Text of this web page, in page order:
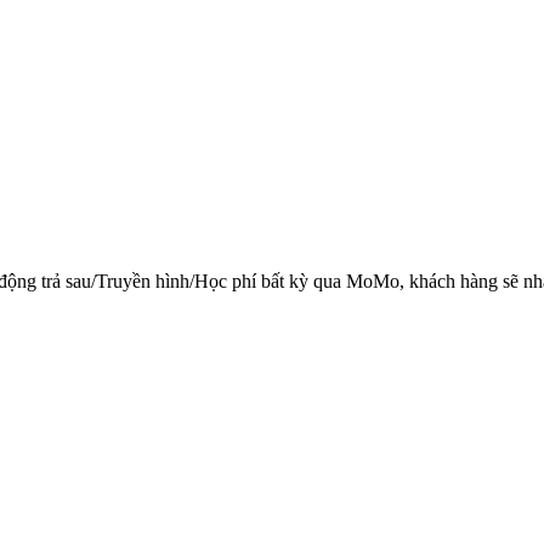
trả sau/Truyền hình/Học phí bất kỳ qua MoMo, khách hàng sẽ